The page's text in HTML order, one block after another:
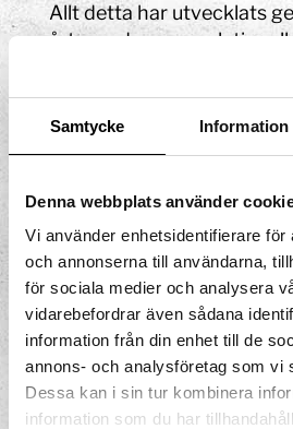
Samtycke Information
Denna webbplats använder
Vi använder enhetsidentifierare för
och annonserna till användarna,
för sociala medier och analysera
vidarebefordrar även sådana
information från din enhet till de
annons- och analysföretag som vi
Dessa kan i sin tur kombinera
information som du har
Allt detta har utvecklats
årtusenden av
Hos en vuxen individ
ansiktet och åtta i huvud-
sicksaksformade stela
sex ben. Till kraniet
tungbenet som sitter i
struphuvudet.
Det som begränsar
hjärnans, storlek är
Suturerna, det som ser ut